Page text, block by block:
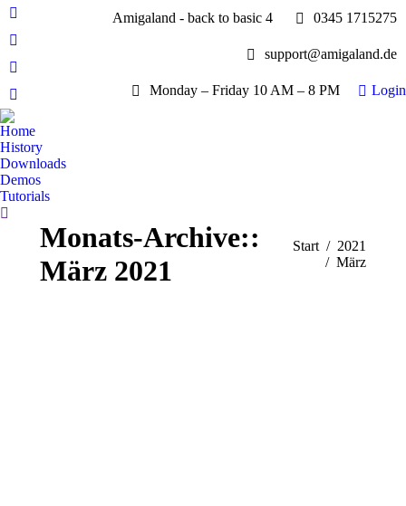
Facebook
page
opens
new
window
YouTube
page
opens
in
new
window
Whatsapp
page
opens
in
new
window
E-
Mail
page
opens
in
new
Amigaland - back to basic 4 0345 1715275
support@amigaland.de
Monday – Friday 10 AM – 8 PM Login
Home
History
Downloads
Demos
Tutorials
Search:
Monats-Archive::
März 2021
Sie befinden sich
Start
2021
März